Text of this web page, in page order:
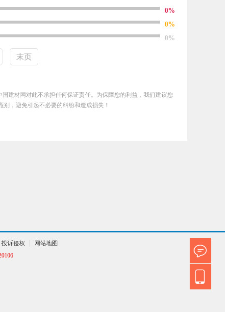
0%
0%
0%
末页
建材网对此不承担任何保证责任。为保障您的利益，我们建议您
，避免引起不必要的纠纷和造成损失！
投诉侵权
网站地图